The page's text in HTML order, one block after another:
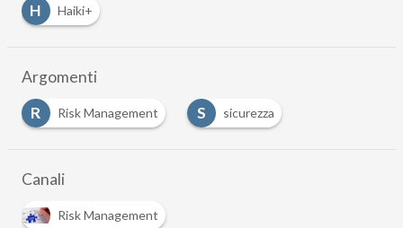
H
Haiki+
Argomenti
R
Risk Management S sicurezza
Canali
Risk Management